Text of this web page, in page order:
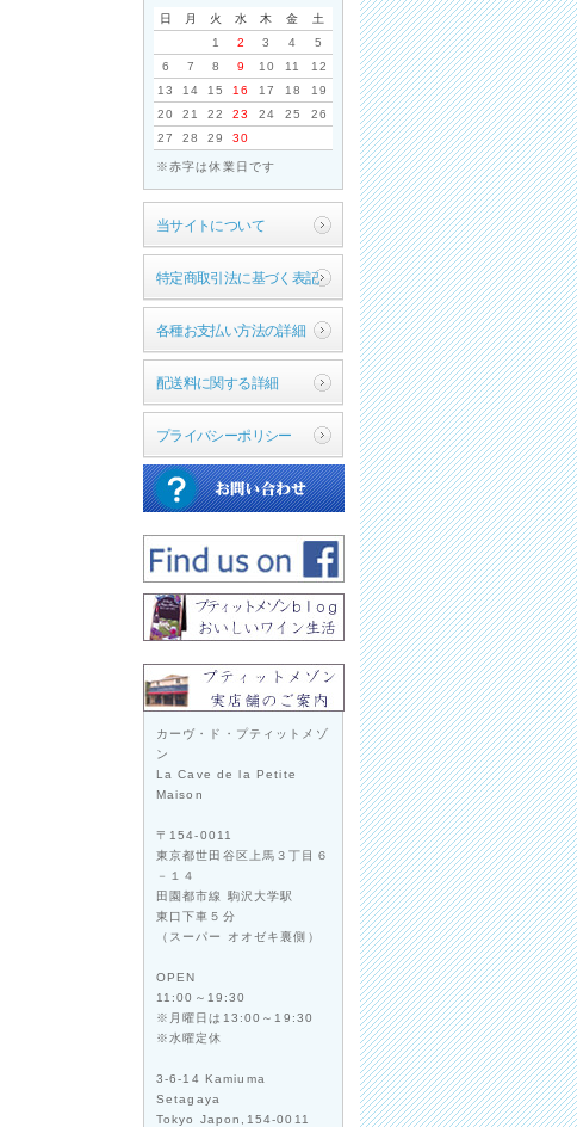
日 月 火 水 木 金
土
1
2 3 4
5
6
7 8 9 10 11
12
13
14 15 16 17 18
19
20
21 22 23 24 25
26
27
28 29 30
※赤字は休業日です
当サイトについて
特定商取引法に基づく表記
各種お支払い方法の詳細
配送料に関する詳細
プライバシーポリシー
カーヴ・ド・プティットメゾ
ン
La Cave de la Petite
Maison
〒154-0011
東京都世田谷区上馬３丁目６
－１４
田園都市線 駒沢大学駅
東口下車５分
（スーパー オオゼキ裏側）
OPEN
11:00～19:30
※月曜日は13:00～19:30
※水曜定休
3-6-14 Kamiuma
Setagaya
Tokyo Japon,154-0011